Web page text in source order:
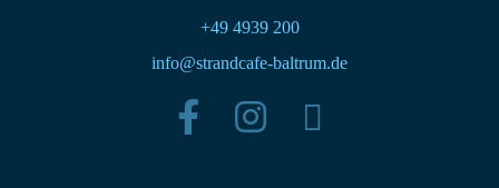
+49 4939 200
info@strandcafe-baltrum.de